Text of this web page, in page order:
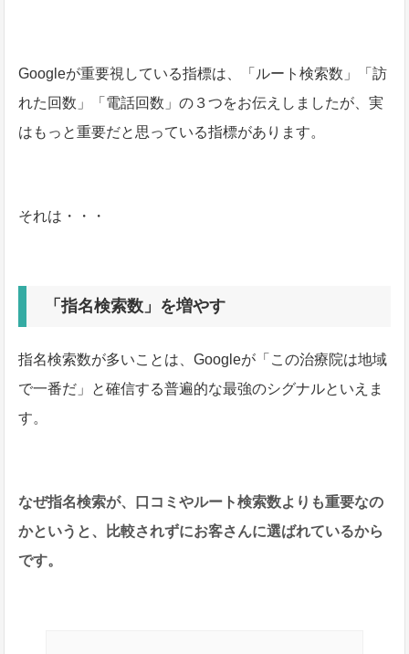
Googleが重要視している指標は、「ルート検索数」「訪
れた回数」「電話回数」の３つをお伝えしましたが、実
はもっと重要だと思っている指標があります。
それは・・・
「指名検索数」を増やす
指名検索数が多いことは、Googleが「この治療院は地域
で一番だ」と確信する普遍的な最強のシグナルといえま
す。
なぜ指名検索が、口コミやルート検索数よりも重要なの
かというと、比較されずにお客さんに選ばれているから
です。